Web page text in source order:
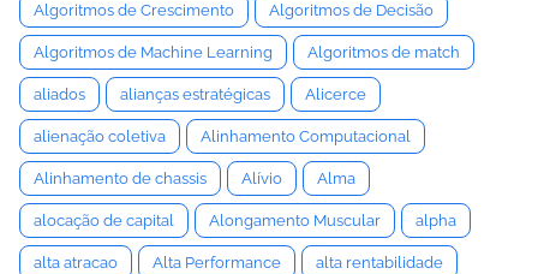
Algoritmos de Crescimento Algoritmos de Decisão
Algoritmos de Machine Learning Algoritmos de match
aliados alianças estratégicas Alicerce
alienação coletiva Alinhamento Computacional
Alinhamento de chassis Alívio Alma
alocação de capital Alongamento Muscular alpha
alta atracao Alta Performance alta rentabilidade